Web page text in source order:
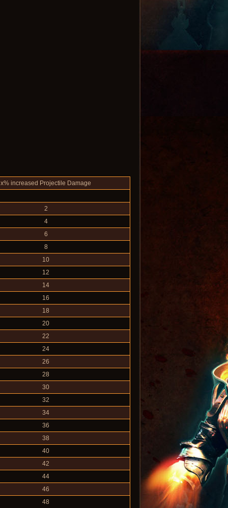
x% increased Projectile Damage
2
4
6
8
10
12
14
16
18
20
22
24
26
28
30
32
34
36
38
40
42
44
46
48